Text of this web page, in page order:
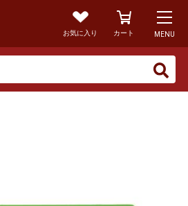
お気に入り カート MENU